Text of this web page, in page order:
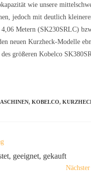
wie unsere
jedoch mit deutlich
4,06 Metern (SK230SRLC)
neuen Kurzheck-Modelle
größeren Kobelco
, KOBELCO,
geeignet, gekauft